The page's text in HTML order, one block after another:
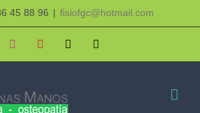
45 88 96 | fisiofgc@hotmail.com
InstagramYouTube